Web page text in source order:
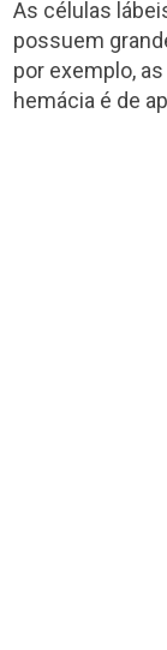
As células
possuem
por exemplo,
hemácia é de